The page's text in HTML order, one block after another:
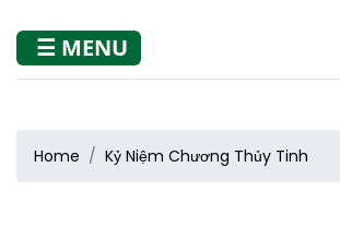
☰ MENU
Home Kỷ Niệm Chương Thủy Tinh